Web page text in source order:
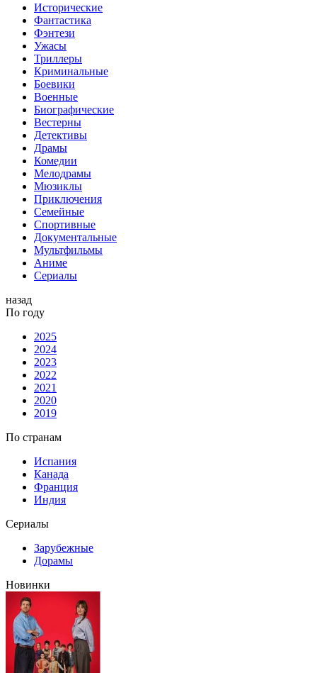
Исторические
Фантастика
Фэнтези
Ужасы
Триллеры
Криминальные
Боевики
Военные
Биографические
Вестерны
Детективы
Драмы
Комедии
Мелодрамы
Мюзиклы
Приключения
Семейные
Спортивные
Документальные
Мультфильмы
Аниме
Сериалы
назад
По году
2025
2024
2023
2022
2021
2020
2019
По странам
Испания
Канада
Франция
Индия
Сериалы
Зарубежные
Дорамы
Новинки